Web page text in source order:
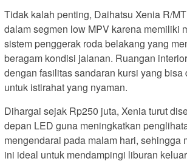
Tidak kalah penting, Daihatsu Xenia R/
dalam segmen low MPV karena memiliki
sistem penggerak roda belakang yang
beragam kondisi jalanan. Ruangan
dengan fasilitas sandaran kursi yang bisa
untuk istirahat yang nyaman.
Dihargai sejak Rp250 juta, Xenia turut
depan LED guna meningkatkan
mengendarai pada malam hari, sehingga
ini ideal untuk mendampingi liburan